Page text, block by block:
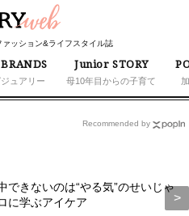
ァッション&ライフスタイル誌
ュアリー
Junior STORY
母10年目からの子育て
できないのは“やる気”のせいじゃ
に学ぶアイケア
Recommended by